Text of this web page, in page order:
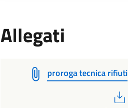
Allegati
proroga tecnica rifiuti